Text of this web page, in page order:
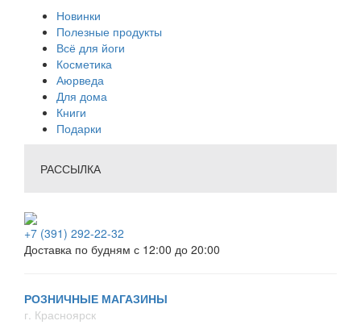
Новинки
Полезные продукты
Всё для йоги
Косметика
Аюрведа
Для дома
Книги
Подарки
РАССЫЛКА
+7 (391) 292-22-32
Доставка по будням с 12:00 до 20:00
РОЗНИЧНЫЕ МАГАЗИНЫ
г. Красноярск